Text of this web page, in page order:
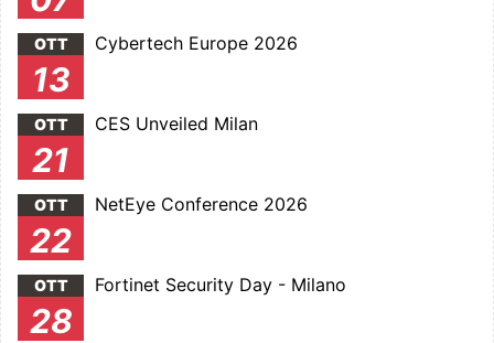
OTT
13
Cybertech Europe 2026
OTT
21
CES Unveiled Milan
OTT
22
NetEye Conference 2026
OTT
28
Fortinet Security Day - Milano